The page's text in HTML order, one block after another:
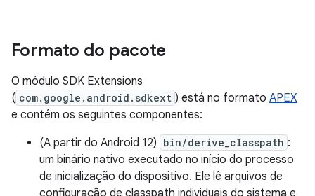
Formato do pacote
O módulo SDK Extensions
( com.google.android.sdkext ) está no formato APEX
e contém os seguintes componentes:
(A partir do Android 12) bin/derive_classpath :
um binário nativo executado no início do processo
de inicialização do dispositivo. Ele lê arquivos de
configuração de classpath individuais do sistema e